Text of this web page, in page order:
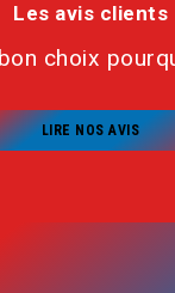
Les avis clients
choix
LIRE NOS AVIS